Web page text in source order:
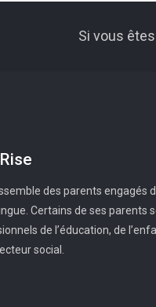
Si vous
des parents engagés
Certains de ses parents
de l’éducation, de
social.